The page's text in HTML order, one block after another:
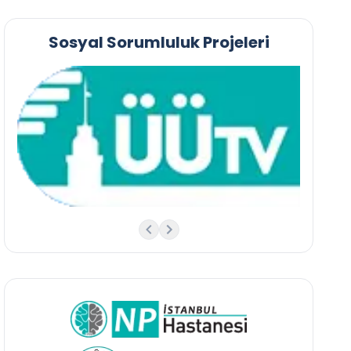
Sosyal Sorumluluk Projeleri